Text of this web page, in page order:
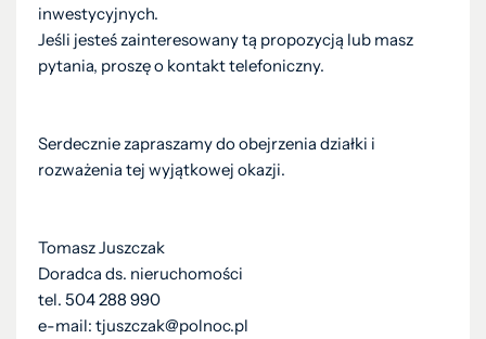
inwestycyjnych.
Jeśli jesteś zainteresowany tą propozycją lub masz
pytania, proszę o kontakt telefoniczny.
Serdecznie zapraszamy do obejrzenia działki i
rozważenia tej wyjątkowej okazji.
Tomasz Juszczak
Doradca ds. nieruchomości
tel. 504 288 990
e-mail: tjuszczak@polnoc.pl